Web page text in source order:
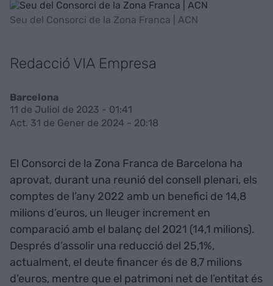
Seu del Consorci de la Zona Franca | ACN
Redacció VIA Empresa
Barcelona
11 de Juliol de 2023 - 01:41
Act. 31 de Gener de 2024 - 20:18
El Consorci de la Zona Franca de Barcelona ha
aprovat, durant una reunió del consell plenari, els
comptes de l’any 2022 amb un benefici de 14,8
milions d’euros, un lleuger increment en
comparació amb el balanç del 2021 (14,1 milions).
Després d’assolir una reducció del 25,1%,
actualment, el deute financer és de 8,7 milions
d’euros, mentre que el patrimoni net de l’entitat és